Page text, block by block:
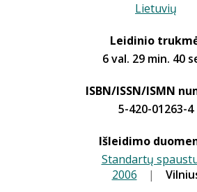
Lietuvių
Leidinio
6 val. 29 min. 40
ISBN/ISSN/ISMN
5-420-01263-4
Išleidimo
Standartų
2006 |